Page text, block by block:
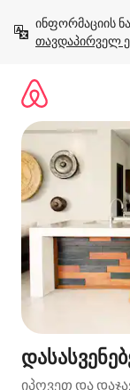
გადასვლა
თავდაპირველ
იპოვეთ და